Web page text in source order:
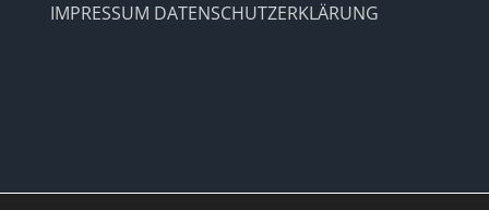
IMPRESSUM DATENSCHUTZERKLÄRUNG